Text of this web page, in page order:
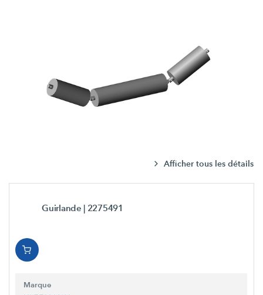
Afficher tous les détails
Guirlande | 2275491
Marque